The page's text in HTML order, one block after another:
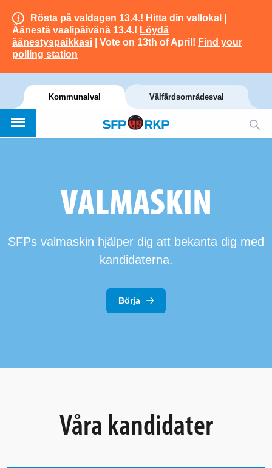
Rösta på valdagen 13.4.! Hitta din vallokal
Äänestä vaalipäivänä 13.4.! Löydä
äänestyspaikkasi | Vote on 13th of April! Find your
polling station
Kommunalval Välfärdsområdesval
VALMASKIN
SFPs valmaskin hjälper dig att bekanta dig med
kandidaterna.
Börja
Våra kandidater